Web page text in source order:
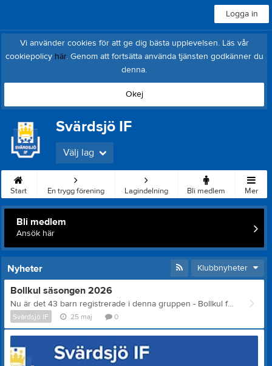
Logga in
Vi använder cookies för att ge dig bästa upplevelsen. Läs vår
cookiepolicy här. Genom att fortsätta använda tjänsten godkänner du
denna.
Okej
Svärdsjö IF
Välj lag
Start En trygg förening Lagindelning Bli medlem Mer
Bli medlem
Ansök här
Nyheter Klubbnyheter
Bollkul säsongen 2026
Nu är det 43 barn registrerade i denna gruppen - Bollkul för barn födda 2021 och 2022! Vilken fantastisk uppslutning! Här följer lite blandad info från oss i ledargänget - en del nya saker och en del saker vi tror vi sagt muntligt under någon samling tidigare. Läs gärna allt och hojta om några frågor eller tankar dyker upp. Ni föräldrar bör få någon typ av notis när vi gör detta utskick och ni bör ha fått en faktura på 100kr/barn på mejlen att betala. Om ni inte sett någon faktura och inte heller får notis för detta meddelande får ni gärna hojta till någon av oss ledare. Vi ses på måndagar på 5-mot-5-planen längst upp mot Svärdsjöskolan, 17.15-18.00, för lek och spel med boll på olika sätt. Ni föräldrar måste vara kvar i anslutning till planen och vi önskar hjälp från er om era barn tycker det är läskigt eller om de inte vill vara med på något. Ni behöver aldrig känna att ni stör eller är i vägen på planen under träningarna - vi löser och skapar varje tillfälle tillsammans! Varje träning börjar vi med en samling i en stor sittande ring och namnrunda. Sedan delar vi i regel upp barnen i tre grupper och tre stationer, som vi sedan roterar på under träningen. Om ditt barn inte vill vara med på allt eller pausa, så är det okej och hen är välkommen tillbaka när hen är redo. Vi vill påminna om att barnen behöver ha på sig benskydd - säg gärna till någon i ledargänget om ni inte har möjlighet att köpa eller fixa, så får ni låna från Svärdsjö IF. Typ av sko är valfritt, både fotbollsskor och springskor eller några andra sköna är okej. Typ av kläder är valfritt men något som är skönt att röra på sig är ju att föredra. Viktigt är att vi inte fotar barnen under våra träningar. Du kan såklart fota ditt barn i anslutning till träningen, och tillsammans med kompisar som du vet är okej, men vi undviker att knäppa kort med andras barn i bild. Detta gäller i hela Svärdsjö IF. Vi ses ikväll igen! Vilken härlig start på veckan vi har ihop! De 12 tillfällena vi kör denna säsong är: 11 maj 18 maj 25 maj 1 juni 8 juni 15 juni 22 juni (uppehåll v. 27-31) 3 augusti 10 augusti 17 augusti 24 augusti 31 augusti Inga frågor eller förslag är dumma eller onödiga - hojta till någon i ledargänget om ni har något på hjärtat. Allt gott! /Ledarna Louise, Erica, Adam, Tobbe, Lovisa och Pelle.
Svärdsjö IF 25 maj 0